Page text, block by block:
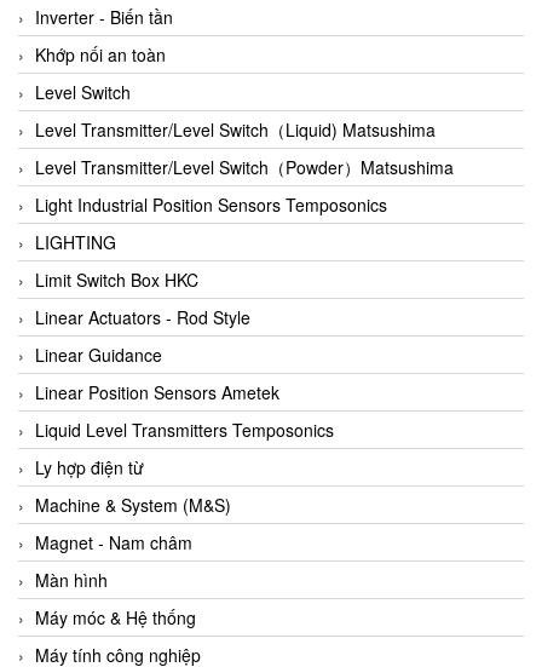
ATI (Analytical Technology Inc)
Atos
Atrax
Auma
Autec
Auto Flow
Automatic valve
Aventics
Avproglobal
Axiomtek
AZBIL
B&C Electronics
B&R
Babcok wilcox
Baelz Automatic Vietnam
Bahr Modultechnik Vietnam
Balluff
BamBo Vietnam
Inverter - Biến tần
Khớp nối an toàn
Level Switch
Level Transmitter/Level Switch（Liquid) Matsushima
Level Transmitter/Level Switch（Powder）Matsushima
Light Industrial Position Sensors Temposonics
LIGHTING
Limit Switch Box HKC
Linear Actuators - Rod Style
Linear Guidance
Linear Position Sensors Ametek
Liquid Level Transmitters Temposonics
Ly hợp điện từ
Machine & System (M&S)
Magnet - Nam châm
Màn hình
Máy móc & Hệ thống
Máy tính công nghiệp